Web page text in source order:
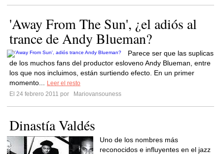
'Away From The Sun', ¿el adiós al
trance de Andy Blueman?
Parece ser que las suplicas
de los muchos fans del productor esloveno Andy Blueman, entre
los que nos incluimos, están surtiendo efecto. En un primer
momento...
Leer el resto
El 24 febrero 2011 por
Mariovansouness
Dinastía Valdés
Uno de los nombres más
reconocidos e influyentes en el jazz